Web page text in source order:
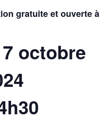
gratuite et ouverte à
octobre